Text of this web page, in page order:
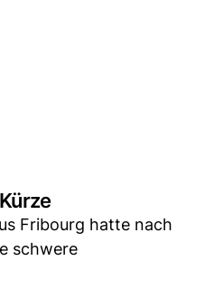
Fribourg hatte nach
schwere